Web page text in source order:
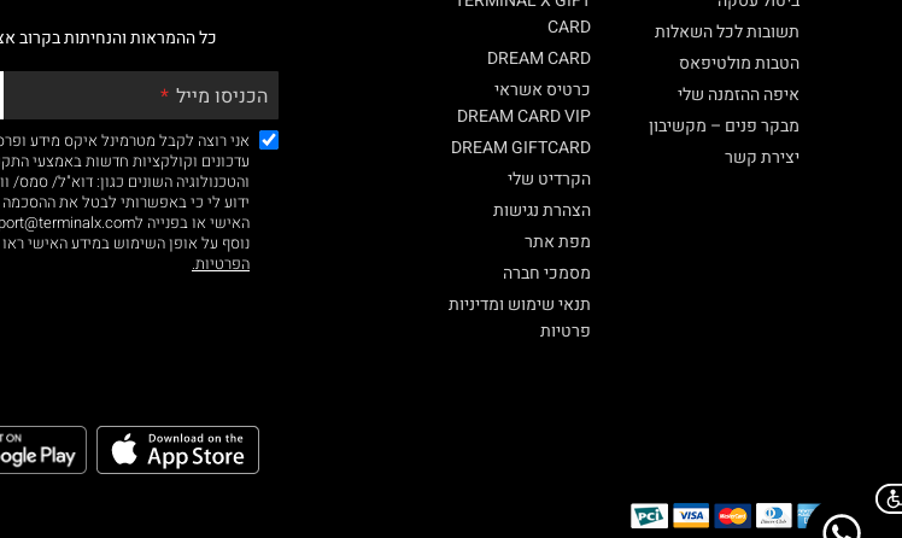
כל ההמראות והנחיתות בקרוב
הכניסו מייל
אני רוצה לקבל מטרמינל איקס מידע
עדכונים וקולקציות חדשות באמצעי
והטכנולוגיה השונים כגון: דוא"ל/ סמס/
ידוע לי כי באפשרותי לבטל את ההסכמה
נוסף על אופן השימוש במידע האישי
הפרטיות.
CARD
DREAM CARD
כרטיס אשראי
DREAM CARD VIP
DREAM GIFTCARD
הקרדיט שלי
הצהרת נגישות
מפת אתר
מסמכי חברה
תנאי שימוש ומדיניות
פרטיות
תשובות לכל השאלות
הטבות מולטיפאס
איפה ההזמנה שלי
מבקר פנים – מקשיבון
יצירת קשר